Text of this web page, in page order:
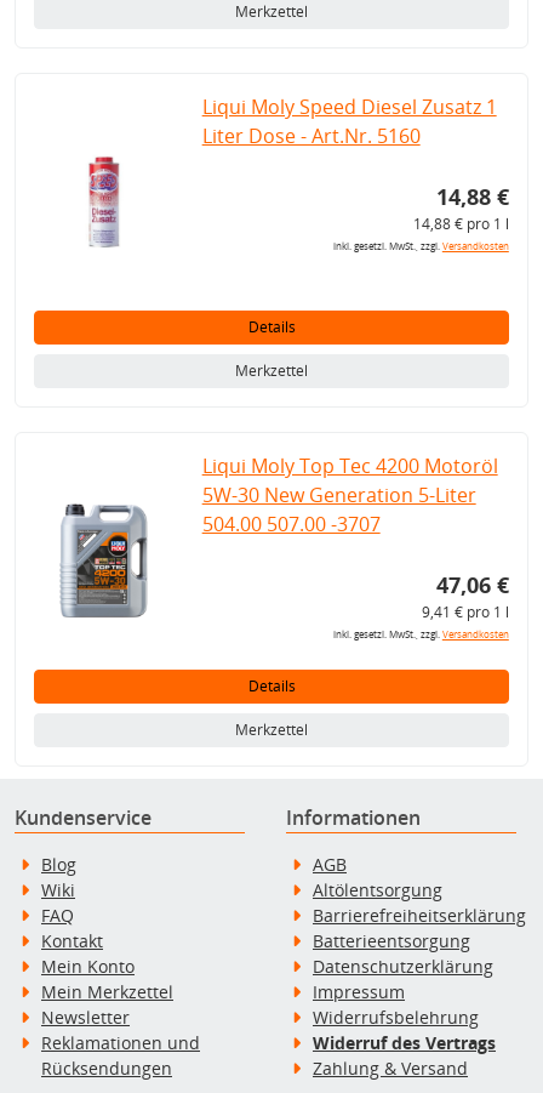
Merkzettel
Liqui Moly Speed Diesel Zusatz 1
Liter Dose - Art.Nr. 5160
14,88 €
14,88 € pro 1 l
inkl. gesetzl. MwSt., zzgl.Versandkosten
Details
Merkzettel
Liqui Moly Top Tec 4200 Motoröl
5W-30 New Generation 5-Liter
504.00 507.00 -3707
47,06 €
9,41 € pro 1 l
inkl. gesetzl. MwSt., zzgl.Versandkosten
Details
Merkzettel
Kundenservice
Blog
Wiki
FAQ
Kontakt
Mein Konto
Mein Merkzettel
Newsletter
Reklamationen und
Rücksendungen
Informationen
AGB
Altölentsorgung
Barrierefreiheitserklärung
Batterieentsorgung
Datenschutzerklärung
Impressum
Widerrufsbelehrung
Widerruf des Vertrags
Zahlung & Versand